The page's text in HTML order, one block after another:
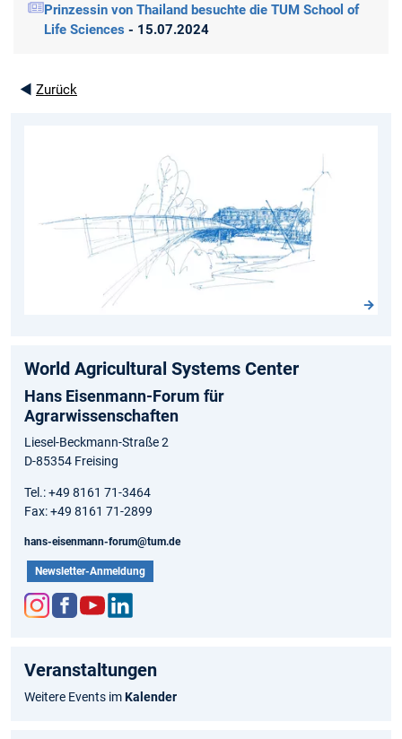
Prinzessin von Thailand besuchte die TUM School of
Life Sciences - 15.07.2024
◄ Zurück
World Agricultural Systems Center
Hans Eisenmann-Forum für
Agrarwissenschaften
Liesel-Beckmann-Straße 2
D-85354 Freising
Tel.: +49 8161 71-3464
Fax: +49 8161 71-2899
hans-eisenmann-forum@tum.de
Newsletter-Anmeldung
am
ok
e
Veranstaltungen
Weitere Events imKalender